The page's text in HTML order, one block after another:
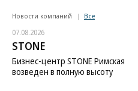
Новости компаний Все
07.08.2026
STONE
Бизнес-центр STONE Римская
возведен в полную высоту